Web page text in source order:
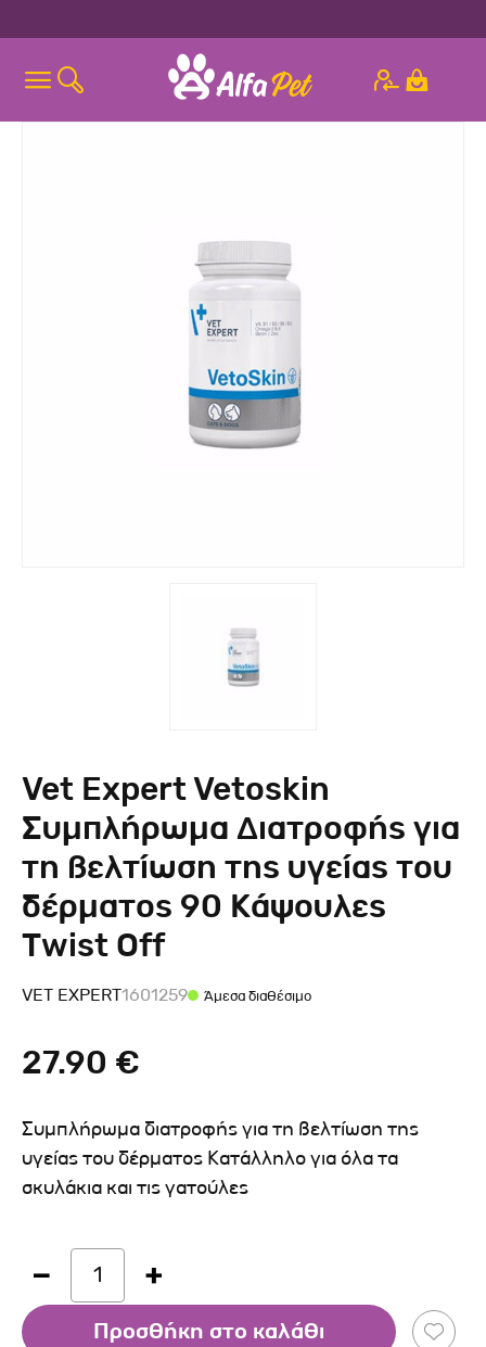
Vet Expert Vetoskin
Συμπλήρωμα Διατροφής για
τη βελτίωση της υγείας του
δέρματος 90 Κάψουλες
Τwist Οff
VET EXPERT1601259 Άμεσα διαθέσιμο
27.90 €
Συμπλήρωμα διατροφής για τη βελτίωση της
υγείας του δέρματος Κατάλληλο για όλα τα
σκυλάκια και τις γατούλες
1
Προσθήκη στο καλάθι